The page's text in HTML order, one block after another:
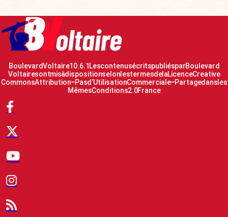
Boulevard Voltaire 10.6.1 Les contenus écrits publiés par Boulevard
Voltaire sont mis à disposition selon les termes de la Licence Creative
Commons Attribution – Pas d’Utilisation Commerciale – Partage dans les
Mêmes Conditions 2.0 France